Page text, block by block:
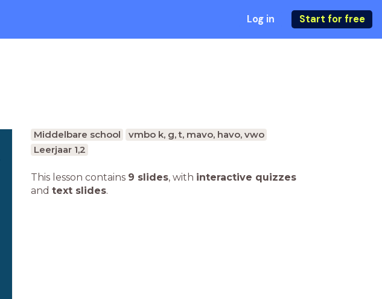
Log in Start for free
Middelbare school
vmbo k, g, t, mavo, havo, vwo
Leerjaar 1,2
This lesson contains 9 slides, with interactive quizzes
and text slides.